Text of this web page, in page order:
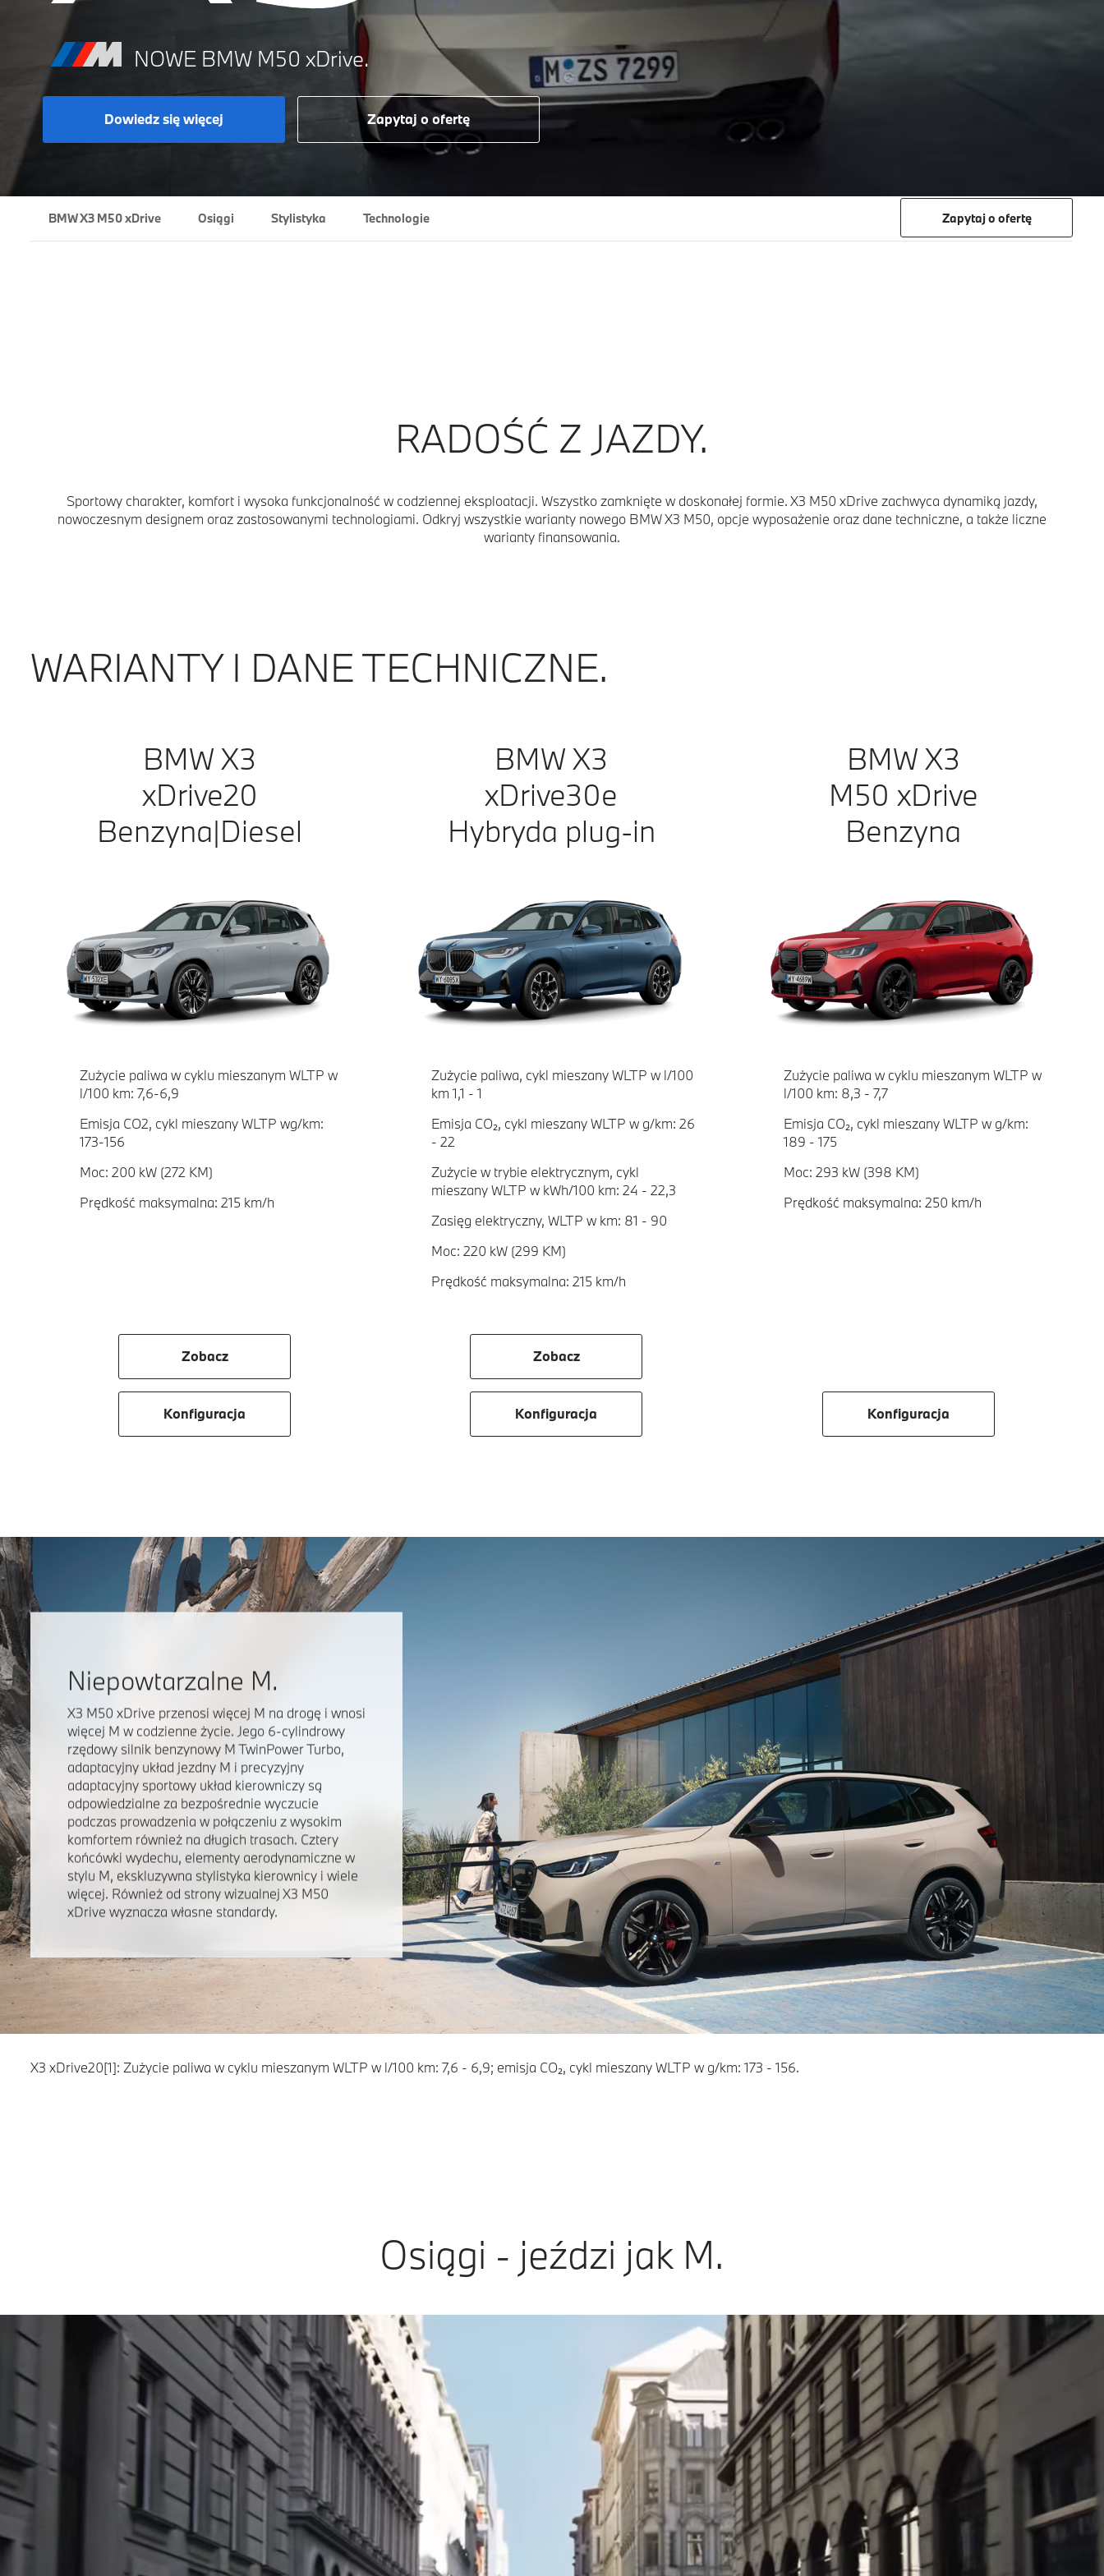
NOWE BMW M50 xDrive.
Dowiedz się więcej Zapytaj o ofertę
Zapytaj o ofertę
BMW X3 M50 xDrive Osiągi Stylistyka Technologie
RADOŚĆ Z JAZDY.
Sportowy charakter, komfort i wysoka funkcjonalność w codziennej eksploatacji. Wszystko zamknięte w doskonałej formie. X3 M50 xDrive zachwyca dynamiką jazdy,
nowoczesnym designem oraz zastosowanymi technologiami. Odkryj wszystkie warianty nowego BMW X3 M50, opcje wyposażenie oraz dane techniczne, a także liczne
warianty finansowania.
WARIANTY I DANE TECHNICZNE.
BMW X3
xDrive20
Benzyna|Diesel
Zużycie paliwa w cyklu mieszanym WLTP w
l/100 km: 7,6-6,9
Emisja CO2, cykl mieszany WLTP wg/km:
173-156
Moc: 200 kW (272 KM)
Prędkość maksymalna: 215 km/h
Zobacz
Konfiguracja
BMW X3
xDrive30e
Hybryda plug-in
Zużycie paliwa, cykl mieszany WLTP w l/100
km 1,1 - 1
Emisja CO₂, cykl mieszany WLTP w g/km: 26
- 22
Zużycie w trybie elektrycznym, cykl
mieszany WLTP w kWh/100 km: 24 - 22,3
Zasięg elektryczny, WLTP w km: 81 - 90
Moc: 220 kW (299 KM)
Prędkość maksymalna: 215 km/h
Zobacz
Konfiguracja
BMW X3
M50 xDrive
Benzyna
Zużycie paliwa w cyklu mieszanym WLTP w
l/100 km: 8,3 - 7,7
Emisja CO₂, cykl mieszany WLTP w g/km:
189 - 175
Moc: 293 kW (398 KM)
Prędkość maksymalna: 250 km/h
Konfiguracja
Niepowtarzalne M.
X3 M50 xDrive przenosi więcej M na drogę i wnosi
więcej M w codzienne życie. Jego 6-cylindrowy
rzędowy silnik benzynowy M TwinPower Turbo,
adaptacyjny układ jezdny M i precyzyjny
adaptacyjny sportowy układ kierowniczy są
odpowiedzialne za bezpośrednie wyczucie
podczas prowadzenia w połączeniu z wysokim
komfortem również na długich trasach. Cztery
końcówki wydechu, elementy aerodynamiczne w
stylu M, ekskluzywna stylistyka kierownicy i wiele
więcej. Również od strony wizualnej X3 M50
xDrive wyznacza własne standardy.
X3 xDrive20[1]: Zużycie paliwa w cyklu mieszanym WLTP w l/100 km: 7,6 - 6,9; emisja CO₂, cykl mieszany WLTP w g/km: 173 - 156.
Osiągi - jeździ jak M.